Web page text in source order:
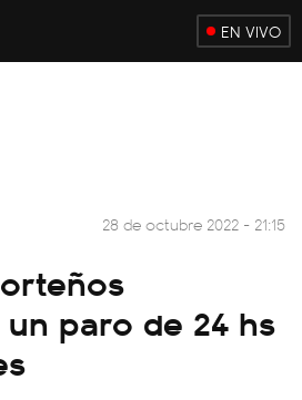
EN VIVO
28 de octubre 2022 - 21:15
paro de 24 hs